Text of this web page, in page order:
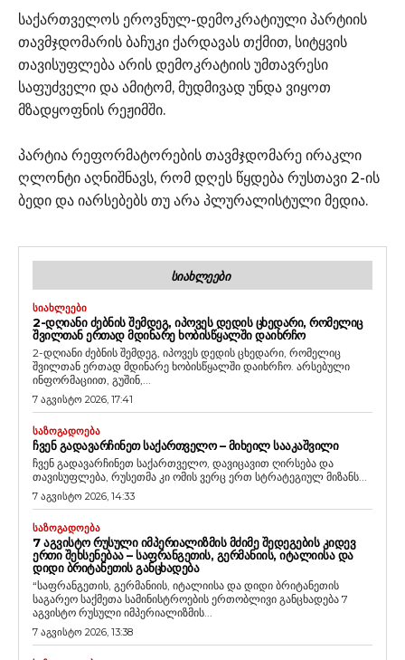
საქართველოს ეროვნულ-დემოკრატიული პარტიის
თავმჯდომარის ბაჩუკი ქარდავას თქმით, სიტყვის
თავისუფლება არის დემოკრატიის უმთავრესი
საფუძველი და ამიტომ, მუდმივად უნდა ვიყოთ
მზადყოფნის რეჟიმში.
პარტია რეფორმატორების თავმჯდომარე ირაკლი
ღლონტი აღნიშნავს, რომ დღეს წყდება რუსთავი 2-ის
ბედი და იარსებებს თუ არა პლურალისტული მედია.
ᲡᲘᲐᲮᲚᲔᲔᲑᲘ
ᲡᲘᲐᲮᲚᲔᲔᲑᲘ
2-ᲓᲦᲘᲐᲜᲘ ᲫᲔᲑᲜᲘᲡ ᲨᲔᲛᲓᲔᲒ, ᲘᲞᲝᲕᲔᲡ ᲓᲔᲓᲘᲡ ᲪᲮᲔᲓᲐᲠᲘ, ᲠᲝᲛᲔᲚᲘᲪ
ᲨᲕᲘᲚᲗᲐᲜ ᲔᲠᲗᲐᲓ ᲛᲓᲘᲜᲐᲠᲔ ᲮᲝᲑᲘᲡᲬᲧᲐᲚᲨᲘ ᲓᲐᲘᲮᲠᲩᲝ
2-დღიანი ძებნის შემდეგ, იპოვეს დედის ცხედარი, რომელიც
შვილთან ერთად მდინარე ხობისწყალში დაიხრჩო. არსებული
ინფორმაციით, გუშინ,...
7 აგვისტო 2026, 17:41
ᲡᲐᲖᲝᲒᲐᲓᲝᲔᲑᲐ
ᲩᲕᲔᲜ ᲒᲐᲓᲐᲕᲐᲠᲩᲘᲜᲔᲗ ᲡᲐᲥᲐᲠᲗᲕᲔᲚᲝ – ᲛᲘᲮᲔᲘᲚ ᲡᲐᲐᲙᲐᲨᲕᲘᲚᲘ
ჩვენ გადავარჩინეთ საქართველო, დავიცავით ღირსება და
თავისუფლება, რუსეთმა კი ომის ვერც ერთ სტრატეგიულ მიზანს...
7 აგვისტო 2026, 14:33
ᲡᲐᲖᲝᲒᲐᲓᲝᲔᲑᲐ
7 ᲐᲒᲕᲘᲡᲢᲝ ᲠᲣᲡᲣᲚᲘ ᲘᲛᲞᲔᲠᲘᲐᲚᲘᲖᲛᲘᲡ ᲛᲫᲘᲛᲔ ᲨᲔᲓᲔᲒᲔᲑᲘᲡ ᲙᲘᲓᲔᲕ
ᲔᲠᲗᲘ ᲨᲔᲮᲡᲔᲜᲔᲑᲐᲐ – ᲡᲐᲤᲠᲐᲜᲒᲔᲗᲘᲡ, ᲒᲔᲠᲛᲐᲜᲘᲘᲡ, ᲘᲢᲐᲚᲘᲘᲡᲐ ᲓᲐ
ᲓᲘᲓᲘ ᲑᲠᲘᲢᲐᲜᲔᲗᲘᲡ ᲒᲐᲜᲪᲮᲐᲓᲔᲑᲐ
“საფრანგეთის, გერმანიის, იტალიისა და დიდი ბრიტანეთის
საგარეო საქმეთა სამინისტროების ერთობლივი განცხადება 7
აგვისტო რუსული იმპერიალიზმის...
7 აგვისტო 2026, 13:38